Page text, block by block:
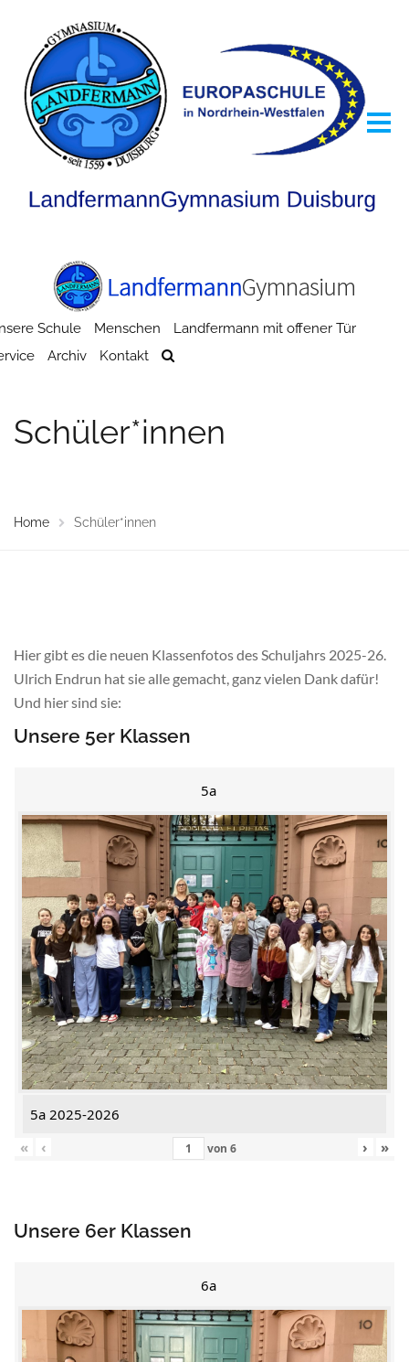
Schule Menschen
Landfermann mit offener Tür
Archiv Kontakt
Schüler*innen
Home Schüler*innen
Hier gibt es die neuen Klassenfotos des Schuljahrs 2025-26.
Ulrich Endrun hat sie alle gemacht, ganz vielen Dank dafür!
Und hier sind sie:
Unsere 5er Klassen
5a
5a 2025-2026
«
‹ von 6 › »
Unsere 6er Klassen
6a